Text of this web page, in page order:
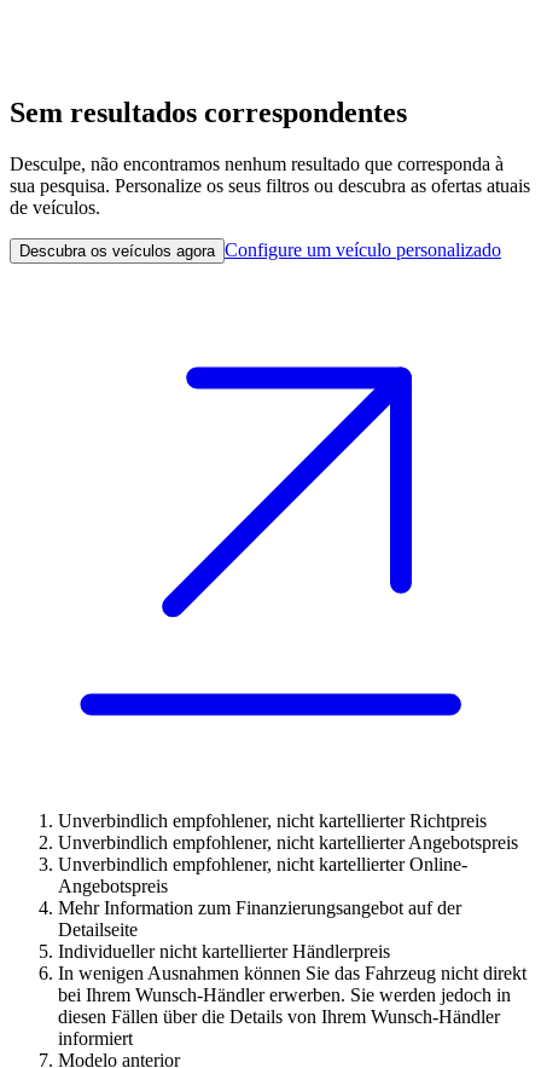
Sem resultados correspondentes
Desculpe, não encontramos nenhum resultado que corresponda à
sua pesquisa. Personalize os seus filtros ou descubra as ofertas atuais
de veículos.
Descubra os veículos agora Configure um veículo personalizado
Unverbindlich empfohlener, nicht kartellierter Richtpreis
Unverbindlich empfohlener, nicht kartellierter Angebotspreis
Unverbindlich empfohlener, nicht kartellierter Online-
Angebotspreis
Mehr Information zum Finanzierungsangebot auf der
Detailseite
Individueller nicht kartellierter Händlerpreis
In wenigen Ausnahmen können Sie das Fahrzeug nicht direkt
bei Ihrem Wunsch-Händler erwerben. Sie werden jedoch in
diesen Fällen über die Details von Ihrem Wunsch-Händler
informiert
Modelo anterior